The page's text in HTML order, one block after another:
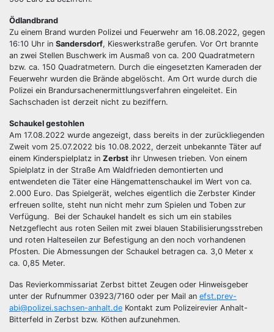
Ödlandbrand
Zu einem Brand wurden Polizei und Feuerwehr am 16.08.2022, gegen
16:10 Uhr in Sandersdorf, Kieswerkstraße gerufen. Vor Ort brannte
an zwei Stellen Buschwerk im Ausmaß von ca. 200 Quadratmetern
bzw. ca. 150 Quadratmetern. Durch die eingesetzten Kameraden der
Feuerwehr wurden die Brände abgelöscht. Am Ort wurde durch die
Polizei ein Brandursachenermittlungsverfahren eingeleitet. Ein
Sachschaden ist derzeit nicht zu beziffern.
Schaukel gestohlen
Am 17.08.2022 wurde angezeigt, dass bereits in der zurückliegenden
Zweit vom 25.07.2022 bis 10.08.2022, derzeit unbekannte Täter auf
einem Kinderspielplatz in Zerbst ihr Unwesen trieben. Von einem
Spielplatz in der Straße Am Waldfrieden demontierten und
entwendeten die Täter eine Hängemattenschaukel im Wert von ca.
2.000 Euro. Das Spielgerät, welches eigentlich die Zerbster Kinder
erfreuen sollte, steht nun nicht mehr zum Spielen und Toben zur
Verfügung. Bei der Schaukel handelt es sich um ein stabiles
Netzgeflecht aus roten Seilen mit zwei blauen Stabilisierungsstreben
und roten Halteseilen zur Befestigung an den noch vorhandenen
Pfosten. Die Abmessungen der Schaukel betragen ca. 3,0 Meter x
ca. 0,85 Meter.
Das Revierkommissariat Zerbst bittet Zeugen oder Hinweisgeber
unter der Rufnummer 03923/7160 oder per Mail an efst.prev-
abi@polizei.sachsen-anhalt.de Kontakt zum Polizeirevier Anhalt-
Bitterfeld in Zerbst bzw. Köthen aufzunehmen.